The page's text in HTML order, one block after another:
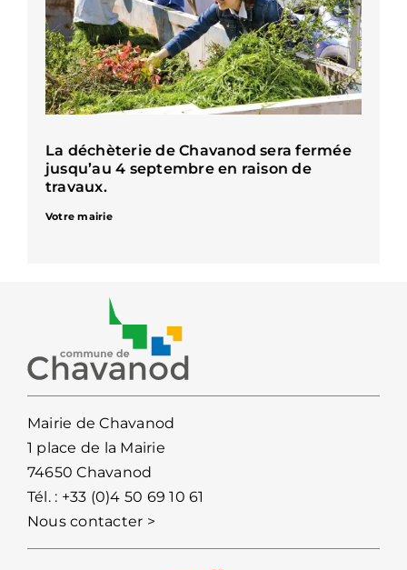
La déchèterie de Chavanod sera fermée
jusqu’au 4 septembre en raison de
travaux.
Votre mairie
Mairie de Chavanod
1 place de la Mairie
74650 Chavanod
Tél. : +33 (0)4 50 69 10 61
Nous contacter >